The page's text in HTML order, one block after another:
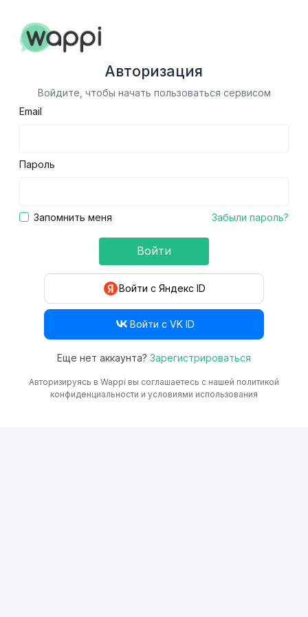
Авторизация
Войдите, чтобы начать пользоваться сервисом
Email
Пароль
Запомнить меня Забыли пароль?
Войти
Войти с Яндекс ID
Войти с VK ID
Еще нет аккаунта? Зарегистрироваться
Авторизируясь в Wappi вы соглашаетесь с нашей политикой
конфиденциальности и условиями использования